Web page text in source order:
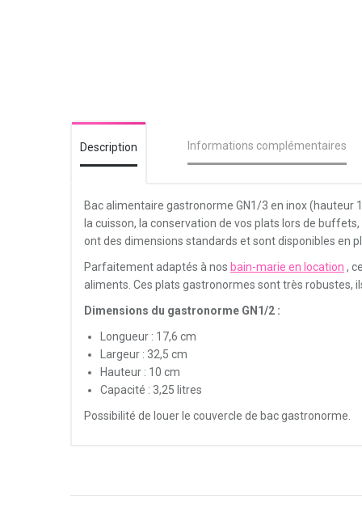
Description Informations complémentaires
Bac alimentaire gastronorme GN1/3 en inox
la cuisson, la conservation de vos plats lors de
ont des dimensions standards et sont disponibles en
Parfaitement adaptés à nos bain-marie en location ,
aliments. Ces plats gastronormes sont très robustes,
Dimensions du gastronorme GN1/2 :
Longueur : 17,6 cm
Largeur : 32,5 cm
Hauteur : 10 cm
Capacité : 3,25 litres
Possibilité de louer le couvercle de bac gastronorme.